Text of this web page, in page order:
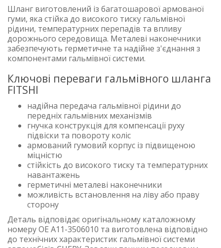
Шланг виготовлений із багатошарової армованої
гуми, яка стійка до високого тиску гальмівної
рідини, температурних перепадів та впливу
дорожнього середовища. Металеві наконечники
забезпечують герметичне та надійне з'єднання з
компонентами гальмівної системи.
Ключові переваги гальмівного шланга
FITSHI
надійна передача гальмівної рідини до
передніх гальмівних механізмів
гнучка конструкція для компенсації руху
підвіски та повороту коліс
армований гумовий корпус із підвищеною
міцністю
стійкість до високого тиску та температурних
навантажень
герметичні металеві наконечники
можливість встановлення на ліву або праву
сторону
Деталь відповідає оригінальному каталожному
номеру OE A11-3506010 та виготовлена відповідно
до технічних характеристик гальмівної системи